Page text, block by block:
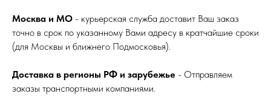
Москва и МО - курьерская служба доставит Ваш заказ
точно в срок по указанному Вами адресу в кратчайшие сроки
(для Москвы и ближнего Подмосковья).
Доставка в регионы РФ и зарубежье - Отправляем
заказы транспортными компаниями.